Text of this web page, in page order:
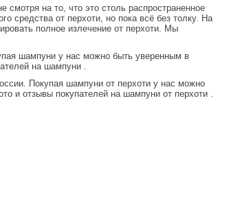
на то, что это столь распространенное
средства от перхоти, но пока всё без толку. На
полное излечение от перхоти. Мы
шампуни у нас можно быть уверенным в
на шампуни .
Покупая шампуни от перхоти у нас можно
и отзывы покупателей на шампуни от перхоти .